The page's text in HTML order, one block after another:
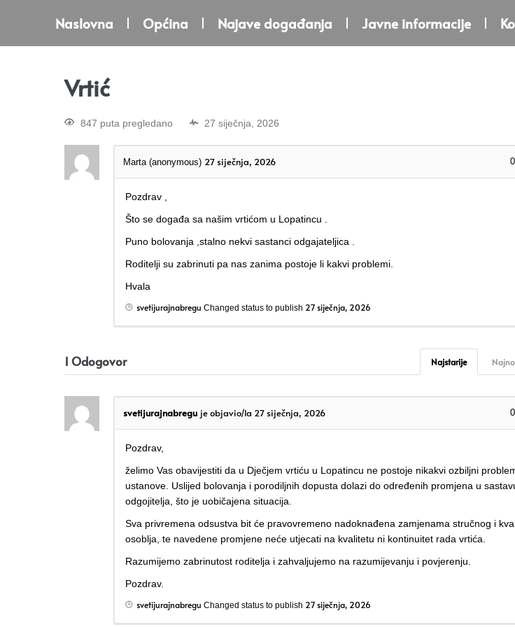
Naslovna Općina Najave događanja Javne informacije
Vrtić
847 puta pregledano 27 siječnja, 2026
Marta (anonymous) 27 siječnja, 2026 0
Pozdrav ,
Što se događa sa našim vrtićom u Lopatincu .
Puno bolovanja ,stalno nekvi sastanci odgajateljica .
Roditelji su zabrinuti pa nas zanima postoje li kakvi problemi.
Hvala
svetijurajnabregu Changed status to publish 27 siječnja, 2026
1 Odogovor Najstarije
svetijurajnabregu je objavio/la 27 siječnja, 2026 0
Pozdrav,
želimo Vas obavijestiti da u Dječjem vrtiću u Lopatincu ne postoje nikakvi ozbiljni
ustanove. Uslijed bolovanja i porodiljnih dopusta dolazi do određenih promjena u
odgojitelja, što je uobičajena situacija.
Sva privremena odsustva bit će pravovremeno nadoknađena zamjenama stručnog i
osoblja, te navedene promjene neće utjecati na kvalitetu ni kontinuitet rada vrtića.
Razumijemo zabrinutost roditelja i zahvaljujemo na razumijevanju i povjerenju.
Pozdrav.
svetijurajnabregu Changed status to publish 27 siječnja, 2026